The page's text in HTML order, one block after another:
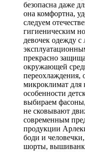
безопасна даже
она комфортна,
следуем
гигиеническим
девочек одежду
прекрасно
окружающей
переохлаждения,
микроклимат для
особенности
выбираем фасоны,
не сковывают
современным
продукции
боди и
шорты,